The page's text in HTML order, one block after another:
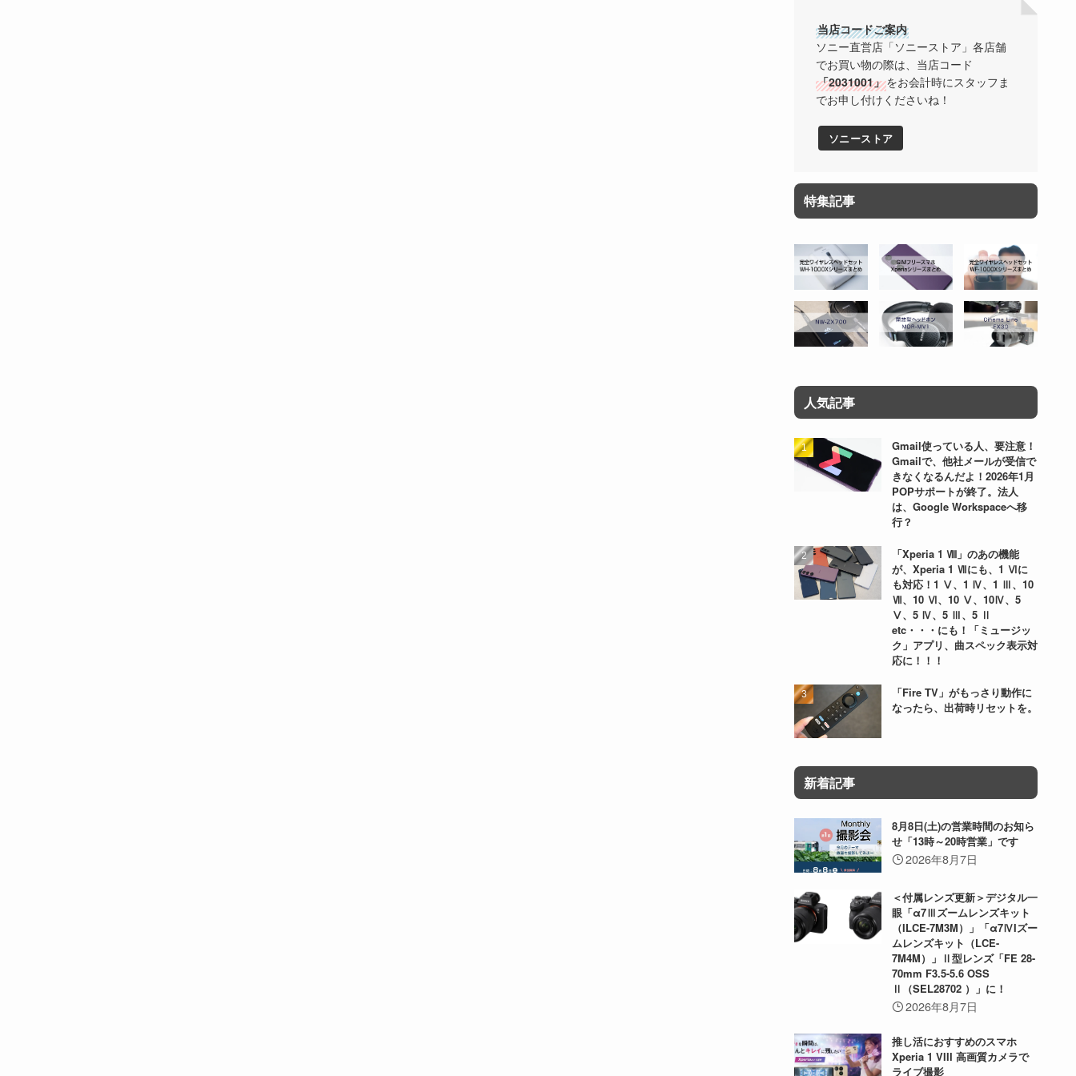
当店コードご案内
ソニー直営店「ソニーストア」各店舗
でお買い物の際は、当店コード
「2031001」をお会計時にスタッフま
でお申し付けくださいね！
ソニーストア
特集記事
人気記事
Gmail使っている人、要注意！
Gmailで、他社メールが受信で
きなくなるんだよ！2026年1月
POPサポートが終了。法人
は、Google Workspaceへ移
行？
「Xperia 1 Ⅷ」のあの機能
が、Xperia 1 Ⅶにも、1 Ⅵに
も対応！1 Ⅴ、1 Ⅳ、1 Ⅲ、10
Ⅶ、10 Ⅵ、10 Ⅴ、10Ⅳ、5
Ⅴ、5 Ⅳ、5 Ⅲ、5 Ⅱ
etc・・・にも！「ミュージッ
ク」アプリ、曲スペック表示対
応に！！！
「Fire TV」がもっさり動作に
なったら、出荷時リセットを。
新着記事
8月8日(土)の営業時間のお知ら
せ「13時～20時営業」です
2026年8月7日
＜付属レンズ更新＞デジタル一
眼「α7Ⅲズームレンズキット
（ILCE-7M3M）」「α7ⅣIズー
ムレンズキット（LCE-
7M4M）」Ⅱ型レンズ「FE 28-
70mm F3.5-5.6 OSS
Ⅱ（SEL28702 ）」に！
2026年8月7日
推し活におすすめのスマホ
Xperia 1 VIII 高画質カメラで
ライブ撮影